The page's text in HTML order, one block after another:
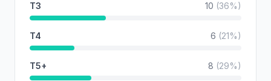
T3 10 (36%)
T4 6 (21%)
T5+ 8 (29%)